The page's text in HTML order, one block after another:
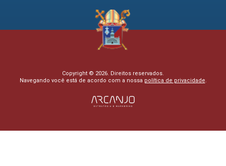
Copyright © 2026. Direitos reservados.
Navegando você está de acordo com a nossa política de privacidade.